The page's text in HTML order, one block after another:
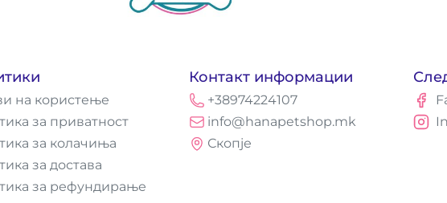
на користење
за приватност
за колачиња
за достава
за рефундирање
Контакт информации
+38974224107
info@hanapetshop.mk
Скопје